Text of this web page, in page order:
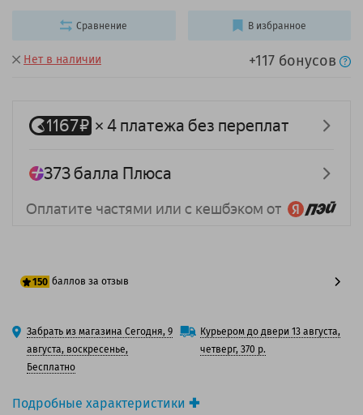
Подробные характеристики
Нет в наличии +117 бонусов
150 баллов за отзыв
125 баллов
150 баллов
Забрать из магазина Сегодня, 9
августа, воскресенье,
Бесплатно
Курьером до двери 13 августа,
четверг, 370 р.
Сравнение В избранное